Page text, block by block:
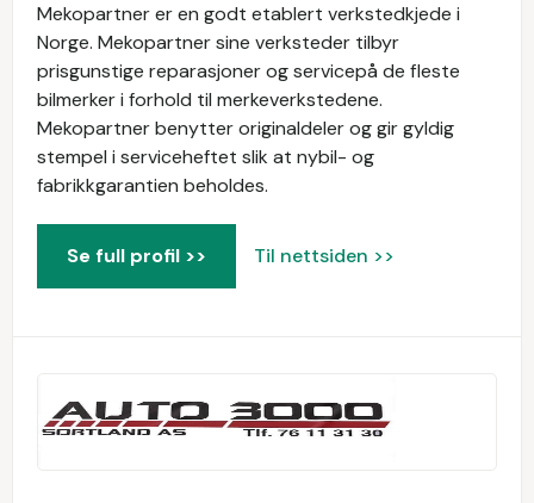
Mekopartner er en godt etablert verkstedkjede i
Norge. Mekopartner sine verksteder tilbyr
prisgunstige reparasjoner og servicepå de fleste
bilmerker i forhold til merkeverkstedene.
Mekopartner benytter originaldeler og gir gyldig
stempel i serviceheftet slik at nybil- og
fabrikkgarantien beholdes.
Se full profil >> Til nettsiden >>